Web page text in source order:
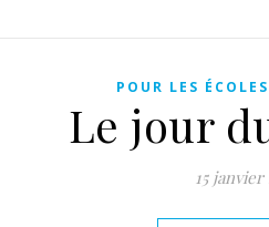
POUR LES ÉCOLES
Le jour
15 janvier